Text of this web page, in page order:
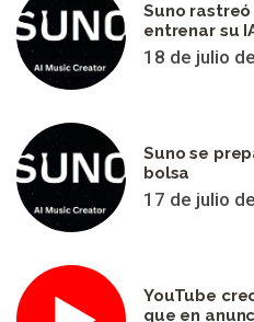
Suno rastreó
entrenar su
18 de julio
Suno se
bolsa
17 de julio
YouTube
que en